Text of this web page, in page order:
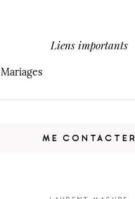
Liens importants
Mariages
ME CONTACTER